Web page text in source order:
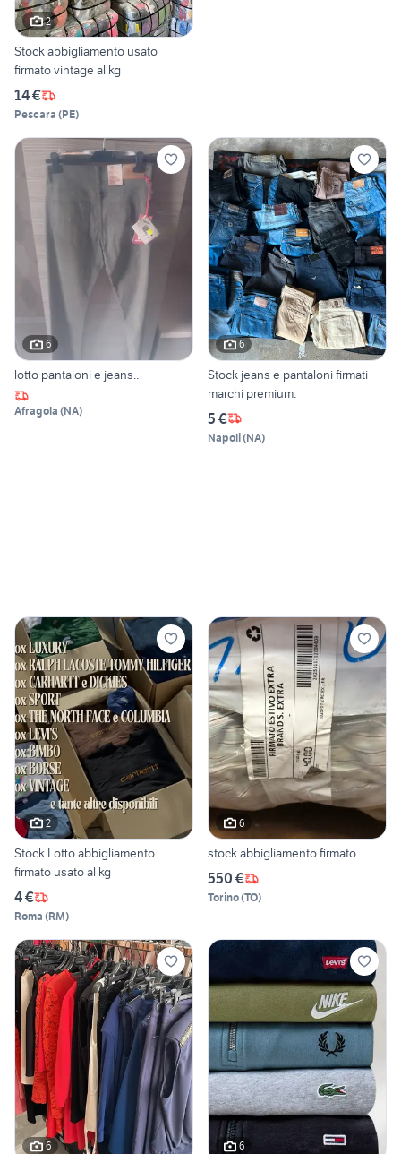
2
Stock abbigliamento usato
firmato vintage al kg
14 €
Pescara (PE)
6
lotto pantaloni e jeans..
Afragola (NA)
6
Stock jeans e pantaloni firmati
marchi premium.
5 €
Napoli(NA)
2
Stock Lotto abbigliamento
firmato usato al kg
4 €
Roma (RM)
6
stock abbigliamento firmato
550 €
Torino(TO)
6 6